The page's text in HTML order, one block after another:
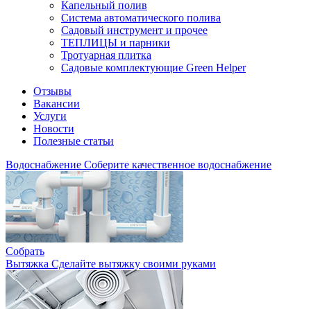
Капельный полив
Система автоматического полива
Садовый инструмент и прочее
ТЕПЛИЦЫ и парники
Тротуарная плитка
Садовые комплектующие Green Helper
Отзывы
Вакансии
Услуги
Новости
Полезные статьи
Водоснабжение Соберите качественное водоснабжение
Собрать
Вытяжка Сделайте вытяжку своими руками